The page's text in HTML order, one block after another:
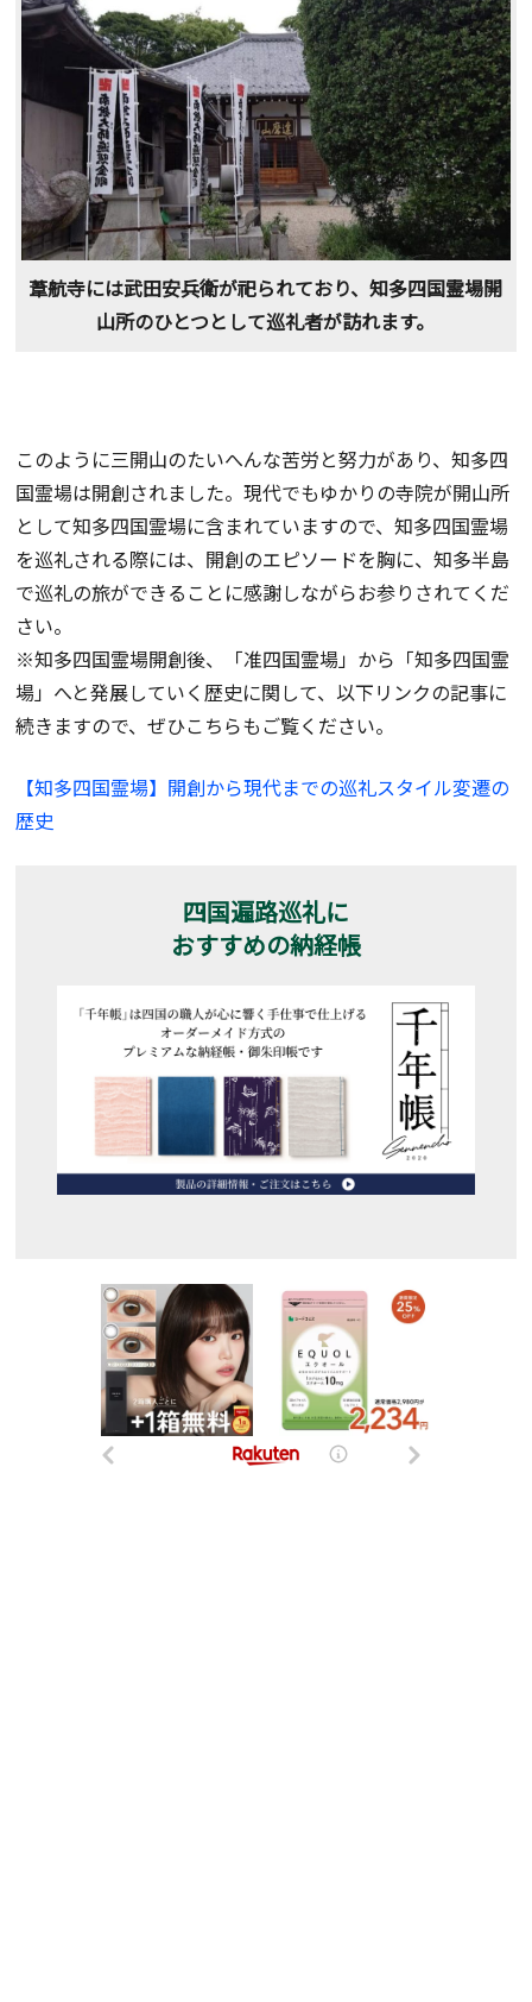
葦航寺には武田安兵衛が祀られており、知多四国霊場開
山所のひとつとして巡礼者が訪れます。
このように三開山のたいへんな苦労と努力があり、知多四
国霊場は開創されました。現代でもゆかりの寺院が開山所
として知多四国霊場に含まれていますので、知多四国霊場
を巡礼される際には、開創のエピソードを胸に、知多半島
で巡礼の旅ができることに感謝しながらお参りされてくだ
さい。
※知多四国霊場開創後、「准四国霊場」から「知多四国霊
場」へと発展していく歴史に関して、以下リンクの記事に
続きますので、ぜひこちらもご覧ください。
【知多四国霊場】開創から現代までの巡礼スタイル変遷の
歴史
四国遍路巡礼に
おすすめの納経帳